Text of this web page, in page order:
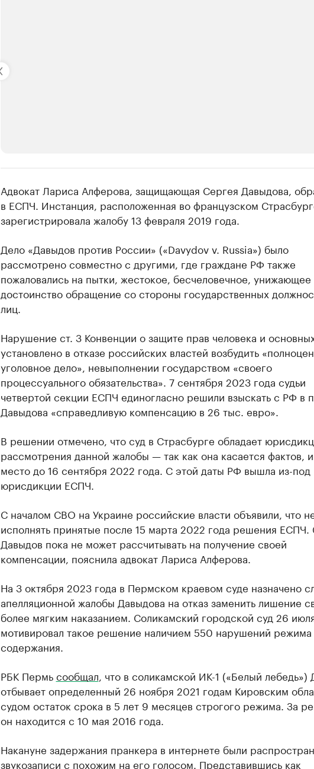
Крупнейшие производители и продавцы медийной
Ознакомьтесь с информацией в каталоге
Адвокат Лариса Алферова, защищающая Сергея Давыдова,
в ЕСПЧ. Инстанция, расположенная во французском
зарегистрировала жалобу 13 февраля 2019 года.
Дело «Давыдов против России» («Davydov v. Russia») было
рассмотрено совместно с другими, где граждане РФ также
пожаловались на пытки, жестокое, бесчеловечное, унижающее
достоинство обращение со стороны государственных
лиц.
Нарушение ст. 3 Конвенции о защите прав человека и
установлено в отказе российских властей возбудить
уголовное дело», невыполнении государством «своего
процессуального обязательства». 7 сентября 2023 года судьи
четвертой секции ЕСПЧ единогласно решили взыскать с РФ в
Давыдова «справедливую компенсацию в 26 тыс. евро».
В решении отмечено, что суд в Страсбурге обладает
рассмотрения данной жалобы — так как она касается фактов,
место до 16 сентября 2022 года. С этой даты РФ вышла из-под
юрисдикции ЕСПЧ.
С началом СВО на Украине российские власти объявили, что
исполнять принятые после 15 марта 2022 года решения ЕСПЧ.
Давыдов пока не может рассчитывать на получение своей
компенсации, пояснила адвокат Лариса Алферова.
На 3 октября 2023 года в Пермском краевом суде назначено
апелляционной жалобы Давыдова на отказ заменить лишение
более мягким наказанием. Соликамский городской суд 26
мотивировал такое решение наличием 550 нарушений режима
содержания.
РБК Пермьсообщал , что в соликамской ИК-1 («Белый лебедь»)
отбывает определенный 26 ноября 2021 годам Кировским
судом остаток срока в 5 лет 9 месяцев строгого режима. За
он находится с 10 мая 2016 года.
Накануне задержания пранкера в интернете были
звукозаписи с похожим на его голосом. Представившись как